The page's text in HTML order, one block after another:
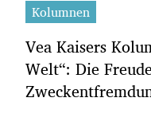
Kolumnen
Vea Kaisers
Welt“: Die